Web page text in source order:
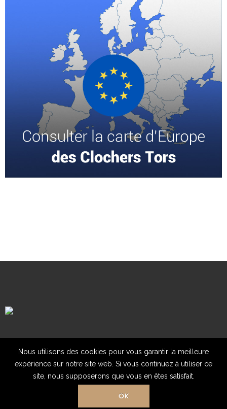
© Association "Les clochers tors d'Europe" 2018. Tout Droit Réservé.
Nous utilisons des cookies pour vous garantir la meilleure
expérience sur notre site web. Si vous continuez à utiliser ce
site, nous supposerons que vous en êtes satisfait.
OK